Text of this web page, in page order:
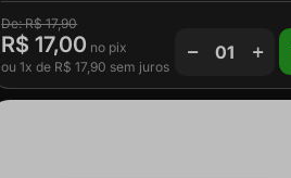
R$ 17,90
R$ 17,00
ou1x de R$ 17,90 sem juros